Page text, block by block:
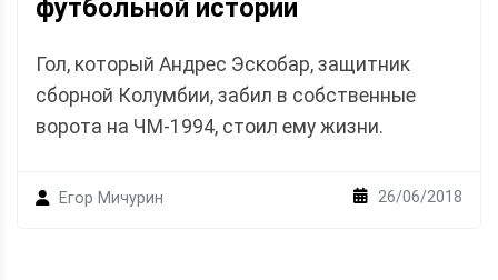
футбольной истории
Гол, который Андрес Эскобар, защитник
сборной Колумбии, забил в собственные
ворота на ЧМ-1994, стоил ему жизни.
Егор Мичурин 26/06/2018